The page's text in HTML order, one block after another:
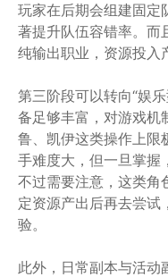
玩家在后期会组建固定
著提升队伍容错率。而
纯输出职业，资源投入
第三阶段可以转向“娱
备足够丰富，对游戏机
鲁、凯伊这类操作上限
手难度大，但一旦掌握
不过需要注意，这类角
定资源产出后再去尝试
验。
此外，日常副本与活动